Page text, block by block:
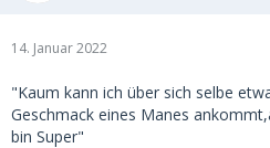
14. Januar 2022
"Kaum kann ich über sich selbe
Geschmack eines Manes
bin Super"